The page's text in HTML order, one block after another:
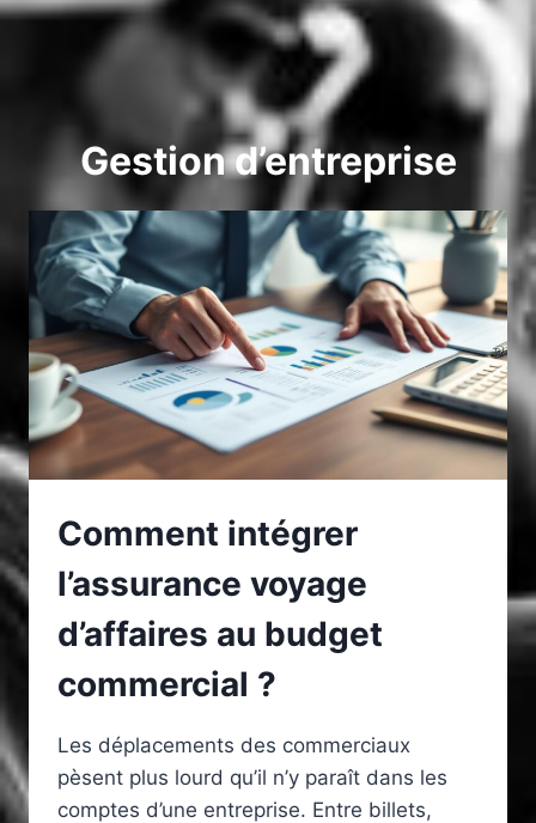
Gestion d’entreprise
Comment intégrer
l’assurance voyage
d’affaires au budget
commercial ?
Les déplacements des commerciaux
pèsent plus lourd qu’il n’y paraît dans les
comptes d’une entreprise. Entre billets,